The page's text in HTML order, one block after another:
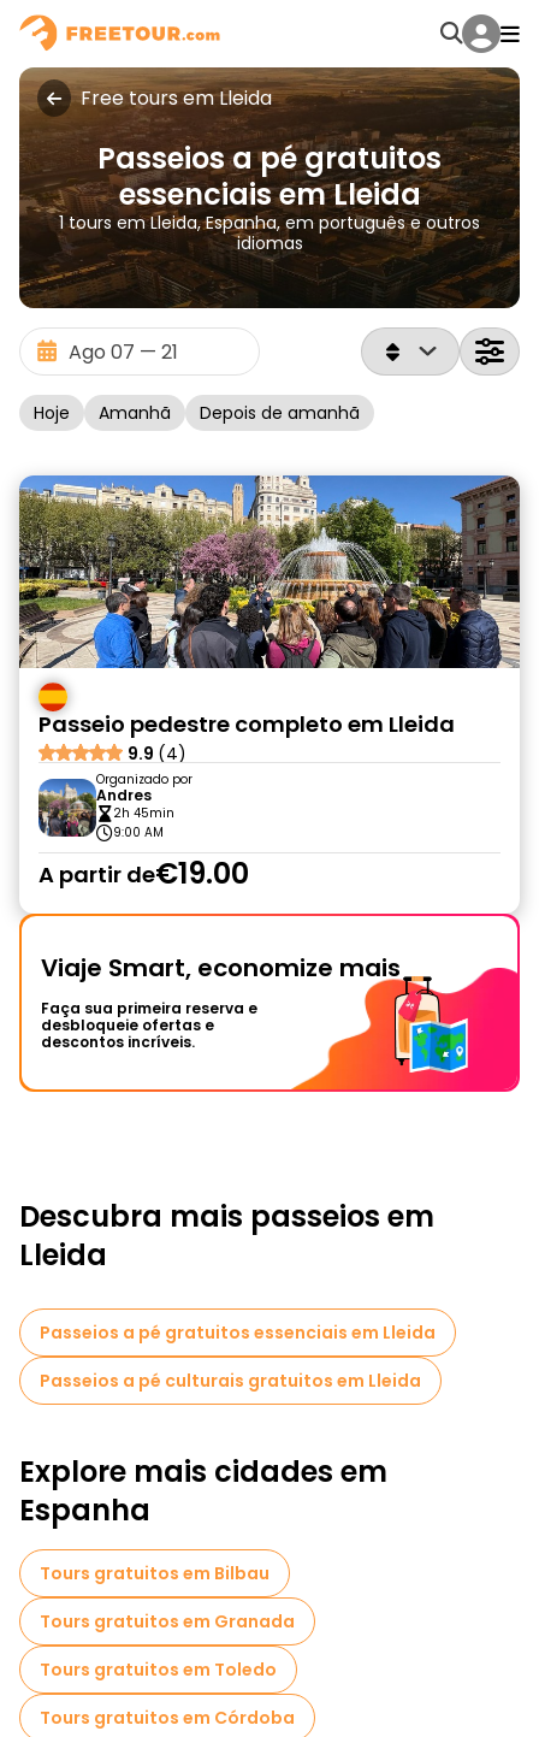
Free tours em Lleida
Passeios a pé gratuitos
essenciais em Lleida
1 tours em Lleida, Espanha, em português e outros
idiomas
Hoje Amanhã Depois de amanhã
Passeio pedestre completo em Lleida
9.9 (4)
Organizado por
Andres
2h 45min
9:00 AM
A partir de€19.00
Viaje Smart, economize mais
Faça sua primeira reserva e
desbloqueie ofertas e
descontos incríveis.
Descubra mais passeios em
Lleida
Passeios a pé gratuitos essenciais em Lleida
Passeios a pé culturais gratuitos em Lleida
Explore mais cidades em
Espanha
Tours gratuitos em Bilbau
Tours gratuitos em Granada
Tours gratuitos em Toledo
Tours gratuitos em Córdoba